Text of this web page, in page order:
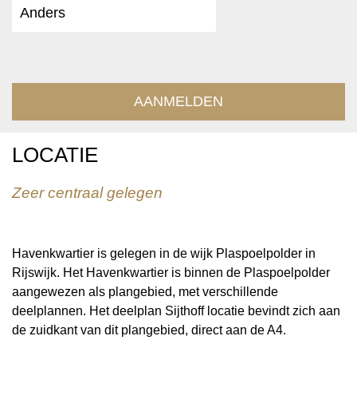
LOCATIE
Zeer centraal gelegen
Havenkwartier is gelegen in de wijk Plaspoelpolder in
Rijswijk. Het Havenkwartier is binnen de Plaspoelpolder
aangewezen als plangebied, met verschillende
deelplannen. Het deelplan Sijthoff locatie bevindt zich aan
de zuidkant van dit plangebied, direct aan de A4.